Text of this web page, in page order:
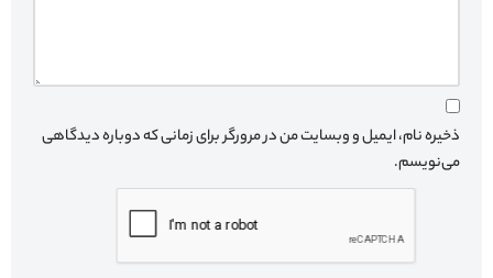
ذخیره نام، ایمیل و وبسایت من در مرورگر برای زمانی که دوباره دیدگاهی
می‌نویسم.